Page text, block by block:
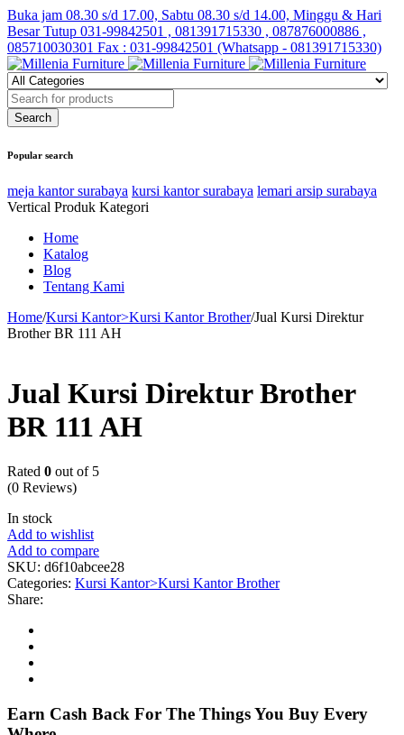
Buka jam 08.30 s/d 17.00, Sabtu 08.30 s/d 14.00, Minggu & Hari
Besar Tutup 031-99842501 , 081391715330 , 087876000886 ,
085710030301 Fax : 031-99842501 (Whatsapp - 081391715330)
Popular search
meja kantor surabaya kursi kantor surabaya lemari arsip surabaya
Vertical Produk Kategori
Home
Katalog
Blog
Tentang Kami
Home/Kursi Kantor>Kursi Kantor Brother/Jual Kursi Direktur
Brother BR 111 AH
Jual Kursi Direktur Brother
BR 111 AH
Rated 0 out of 5
(0 Reviews)
In stock
Add to wishlist
Add to compare
SKU: d6f10abcee28
Categories: Kursi Kantor>Kursi Kantor Brother
Share:
Earn Cash Back For The Things You Buy Every